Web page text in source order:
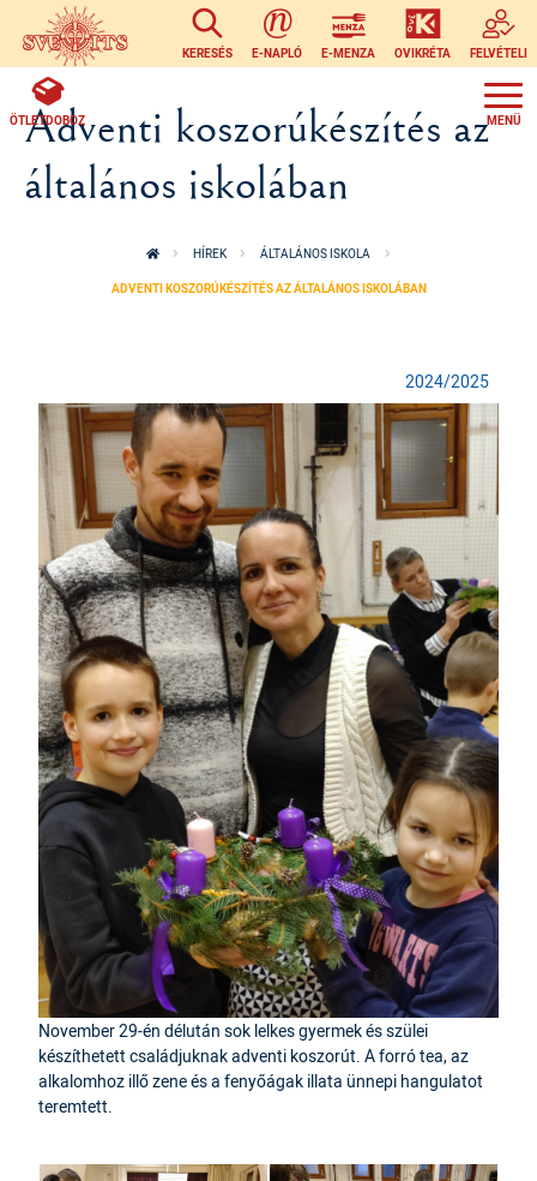
Ugrás a tartalomra
KERESÉS E-NAPLÓ E-MENZA OVIKRÉTA FELVÉTELI
ÖTLETDOBOZ
Adventi koszorúkészítés az
általános iskolában
HÍREK ÁLTALÁNOS ISKOLA
ADVENTI KOSZORÚKÉSZÍTÉS AZ ÁLTALÁNOS ISKOLÁBAN
2024/2025
November 29-én délután sok lelkes gyermek és szülei
készíthetett családjuknak adventi koszorút. A forró tea, az
alkalomhoz illő zene és a fenyőágak illata ünnepi hangulatot
teremtett.